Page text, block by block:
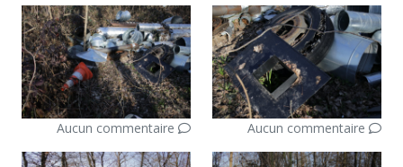
Aucun commentaire Aucun commentaire